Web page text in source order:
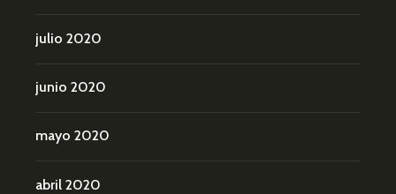
julio 2020
junio 2020
mayo 2020
abril 2020